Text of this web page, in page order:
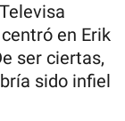
en Erik
ser ciertas,
sido infiel